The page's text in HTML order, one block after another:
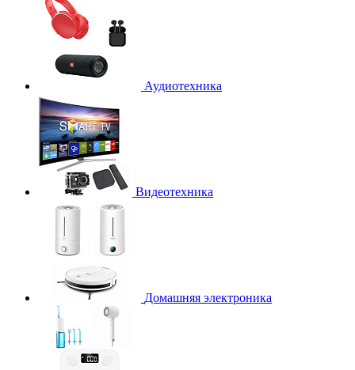
Аудиотехника
Видеотехника
Домашняя электроника